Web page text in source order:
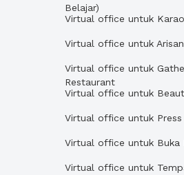
Belajar)
Virtual office untuk
Virtual office untuk Arisan
Virtual office untuk
Restaurant
Virtual office untuk
Virtual office untuk Press
Virtual office untuk Buka
Virtual office untuk